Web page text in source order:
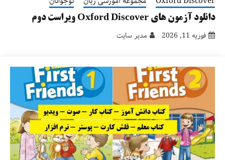
دانلود آزمون های Oxford Discover ویراست دوم
فوریه 11, 2026 مدیر سایت